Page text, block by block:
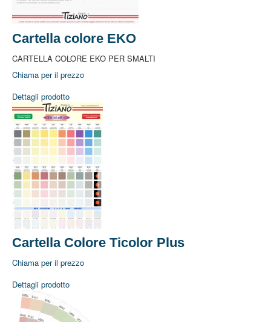
Home
Azienda
Dove Siamo
Prodotti
Idropitture Traspiranti
Idropitture Lavabili
Cartella colore EKO
CARTELLA COLORE EKO PER SMALTI
Chiama per il prezzo
Dettagli prodotto
Cartella Colore Ticolor Plus
Chiama per il prezzo
Dettagli prodotto